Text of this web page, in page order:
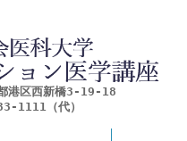
港区西新橋3-19-18
1111（代）